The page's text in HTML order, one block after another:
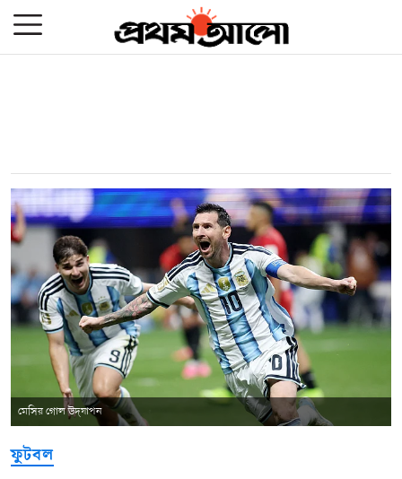
মেসির গোল উদ্‌যাপন
ফুটবল